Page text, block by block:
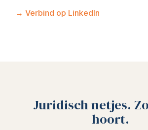
→ Verbind op LinkedIn
Juridisch netjes.
hoort.